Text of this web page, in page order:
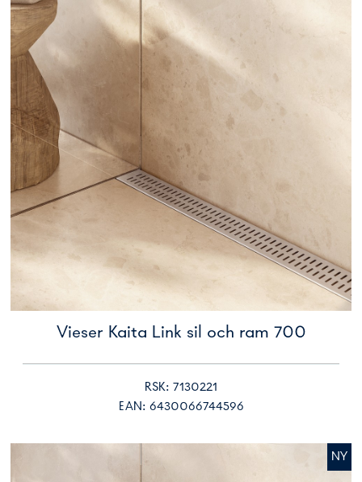
Vieser Kaita Link sil och ram 700
RSK: 7130221
EAN: 6430066744596
NY